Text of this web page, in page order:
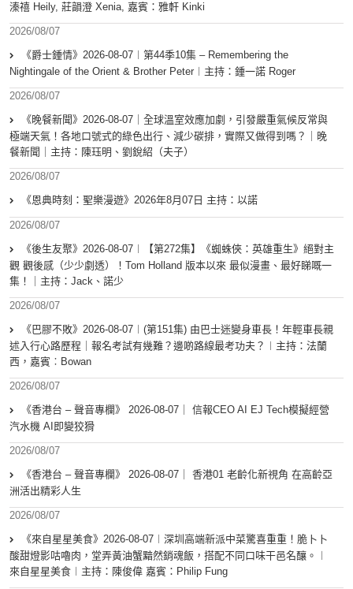
溱禧 Heily, 莊韻澄 Xenia, 嘉賓：雅軒 Kinki
2026/08/07
《爵士鍾情》2026-08-07︱第44季10集 – Remembering the
Nightingale of the Orient & Brother Peter︱主持：鍾一諾 Roger
2026/08/07
《晚餐新聞》2026-08-07｜全球溫室效應加劇，引發嚴重氣候反常與
極端天氣！各地口號式的綠色出行、減少碳排，實際又做得到嗎？｜晚
餐新聞｜主持：陳珏明、劉銳紹（夫子）
2026/08/07
《恩典時刻：聖樂漫遊》2026年8月07日 主持：以諾
2026/08/07
《後生友聚》2026-08-07︱【第272集】《蜘蛛俠：英雄重生》絕對主
觀 觀後感（少少劇透）！Tom Holland 版本以來 最似漫畫、最好睇嘅一
集！｜主持：Jack、諾少
2026/08/07
《巴膠不敗》2026-08-07︱(第151集) 由巴士迷變身車長！年輕車長親
述入行心路歷程｜報名考試有幾難？邊啲路線最考功夫？︱主持：法蘭
西，嘉賓︰Bowan
2026/08/07
《香港台 – 聲音專欄》 2026-08-07｜ 信報CEO AI EJ Tech模擬經營
汽水機 AI即變狡猾
2026/08/07
《香港台 – 聲音專欄》 2026-08-07｜ 香港01 老齡化新視角 在高齡亞
洲活出精彩人生
2026/08/07
《來自星星美食》2026-08-07︱深圳高端新派中菜驚喜重重！脆卜卜
酸甜燈影咕嚕肉，堂弄黃油蟹黯然銷魂飯，搭配不同口味干邑名釀。︱
來自星星美食︱主持：陳俊偉 嘉賓：Philip Fung